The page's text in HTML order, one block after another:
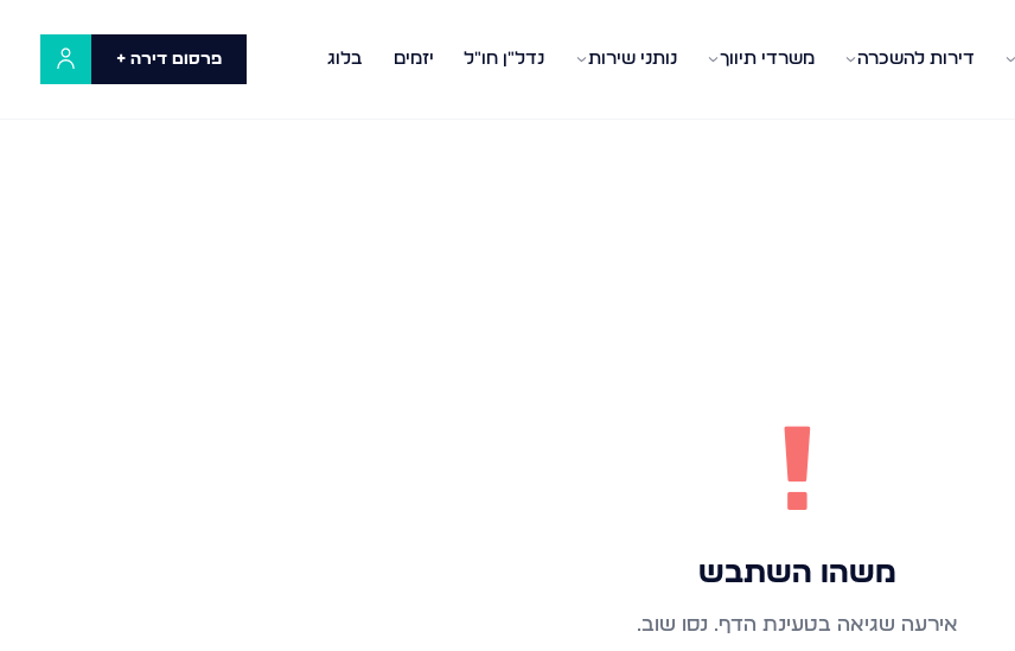
דירות להשכרה משרדי תיווך נותני שירות נדל"ן חו"ל יזמים בלוג פרסום דירה +
!
משהו השתבש
אירעה שגיאה בטעינת הדף. נסו שוב.